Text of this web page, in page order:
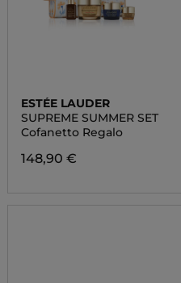
ESTÉE LAUDER
SUPREME SUMMER SET
Cofanetto Regalo
148,90 €